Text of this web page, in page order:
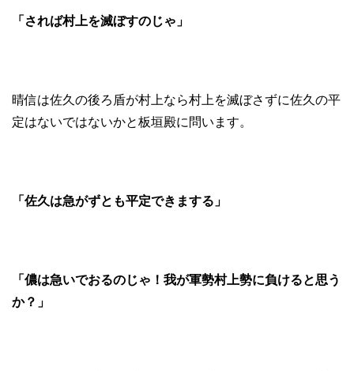
「されば村上を滅ぼすのじゃ」
晴信は佐久の後ろ盾が村上なら村上を滅ぼさずに佐久の平
定はないではないかと板垣殿に問います。
「佐久は急がずとも平定できまする」
「儂は急いでおるのじゃ！我が軍勢村上勢に負けると思う
か？」